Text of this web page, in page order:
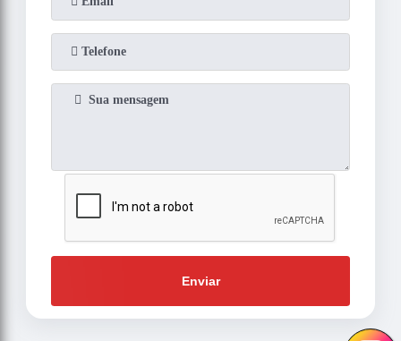
Enviar